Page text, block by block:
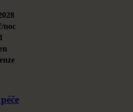
noc